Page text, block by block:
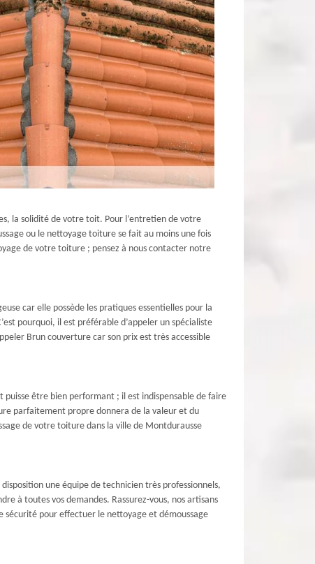
la solidité de votre toit. Pour l’entretien de votre
ou le nettoyage toiture se fait au moins une fois
de votre toiture ; pensez à nous contacter notre
car elle possède les pratiques essentielles pour la
pourquoi, il est préférable d’appeler un spécialiste
Brun couverture car son prix est très accessible
être bien performant ; il est indispensable de faire
parfaitement propre donnera de la valeur et du
de votre toiture dans la ville de Montdurausse
une équipe de technicien très professionnels,
à toutes vos demandes. Rassurez-vous, nos artisans
sécurité pour effectuer le nettoyage et démoussage